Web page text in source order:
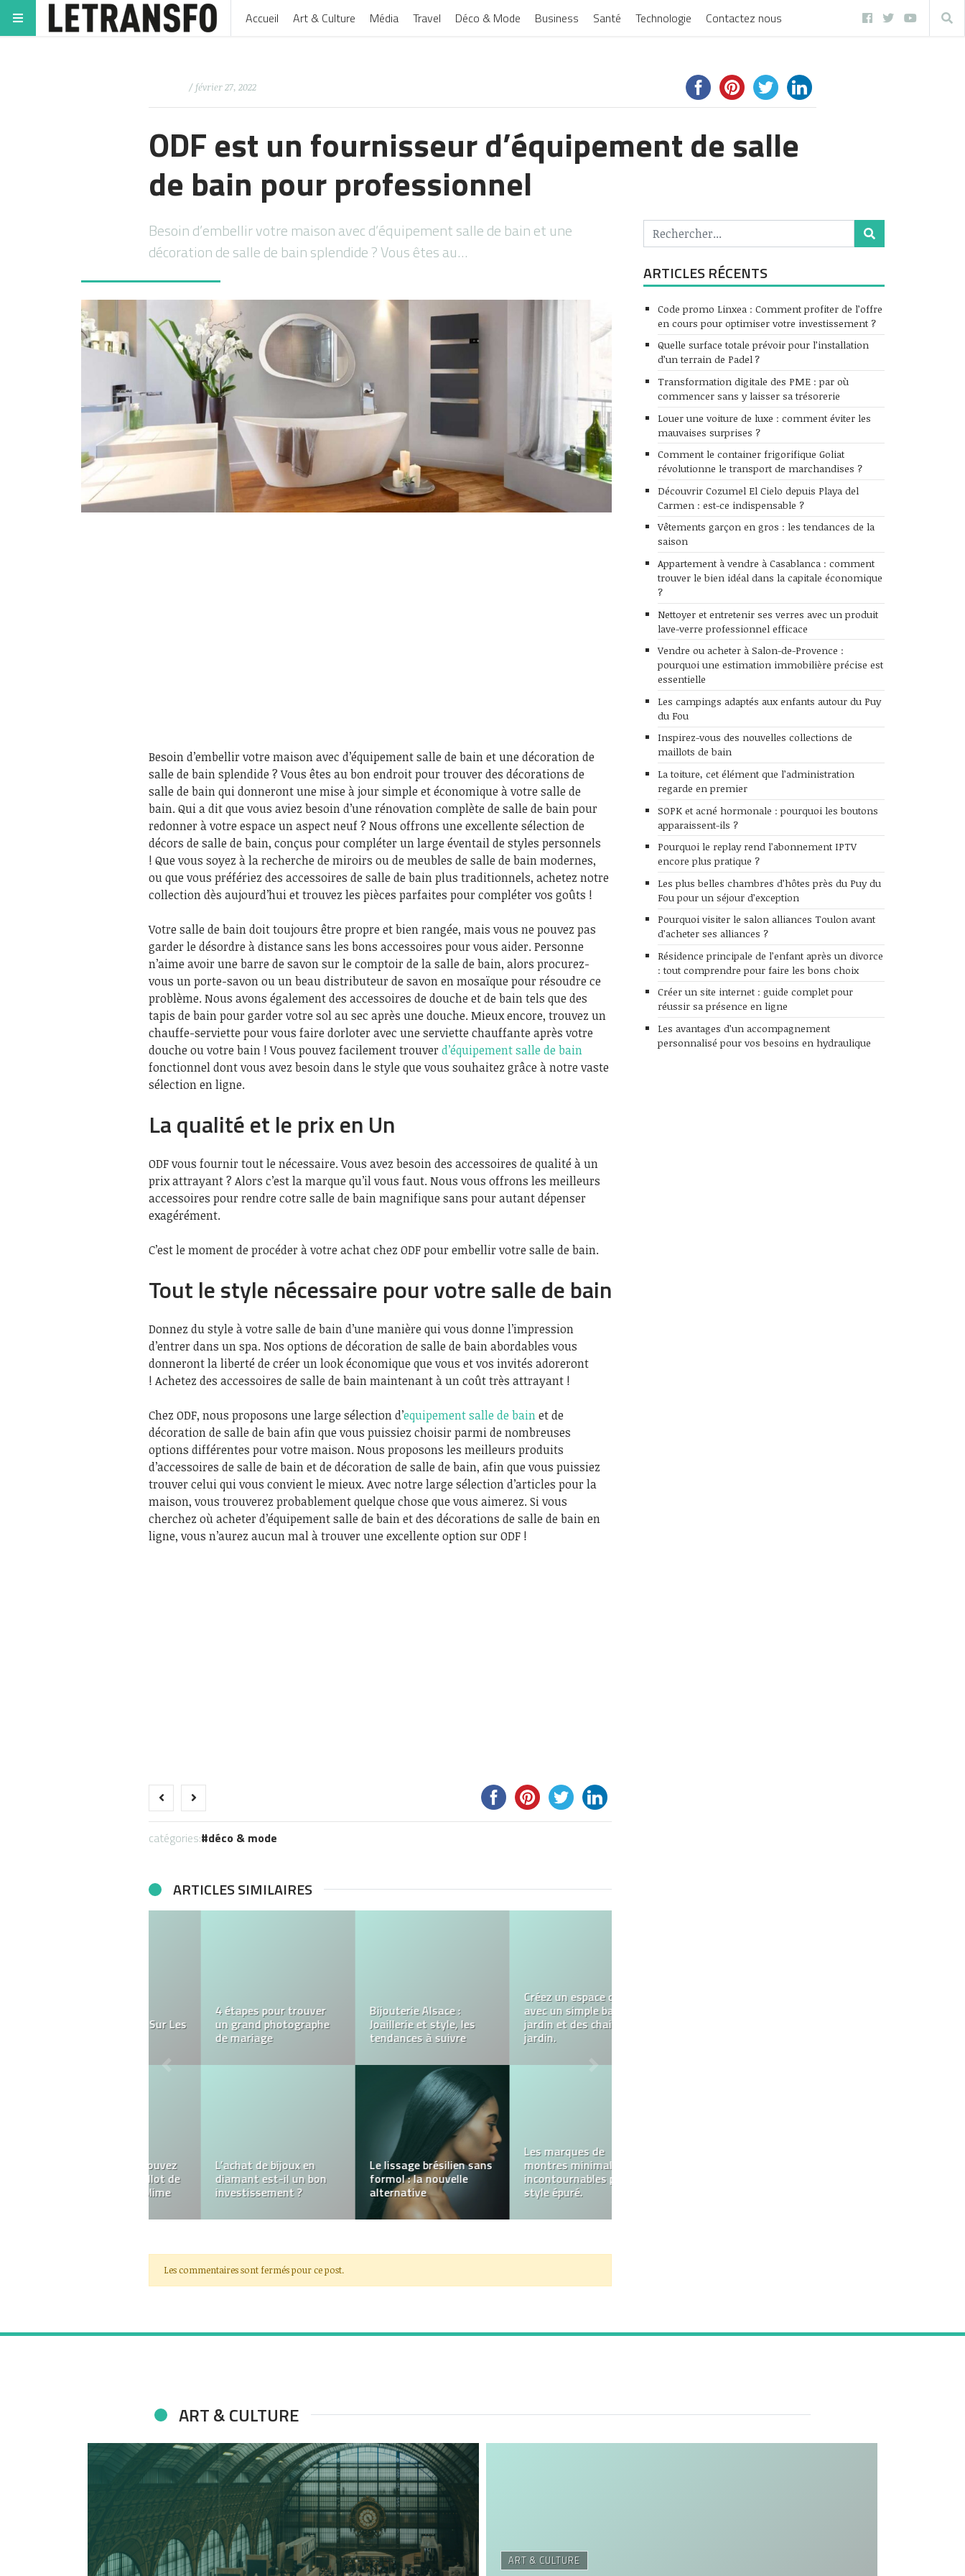
Accueil Art & Culture Média Travel Déco & Mode Business Santé Technologie Contactez nous
/ février 27, 2022
ODF est un fournisseur d’équipement de salle
de bain pour professionnel
Besoin d’embellir votre maison avec d’équipement salle de bain et une
décoration de salle de bain splendide ? Vous êtes au…
Besoin d’embellir votre maison avec d’équipement salle de bain et une décoration de
salle de bain splendide ? Vous êtes au bon endroit pour trouver des décorations de
salle de bain qui donneront une mise à jour simple et économique à votre salle de
bain. Qui a dit que vous aviez besoin d’une rénovation complète de salle de bain pour
redonner à votre espace un aspect neuf ? Nous offrons une excellente sélection de
décors de salle de bain, conçus pour compléter un large éventail de styles personnels
! Que vous soyez à la recherche de miroirs ou de meubles de salle de bain modernes,
ou que vous préfériez des accessoires de salle de bain plus traditionnels, achetez notre
collection dès aujourd’hui et trouvez les pièces parfaites pour compléter vos goûts !
Votre salle de bain doit toujours être propre et bien rangée, mais vous ne pouvez pas
garder le désordre à distance sans les bons accessoires pour vous aider. Personne
n’aime avoir une barre de savon sur le comptoir de la salle de bain, alors procurez-
vous un porte-savon ou un beau distributeur de savon en mosaïque pour résoudre ce
problème. Nous avons également des accessoires de douche et de bain tels que des
tapis de bain pour garder votre sol au sec après une douche. Mieux encore, trouvez un
chauffe-serviette pour vous faire dorloter avec une serviette chauffante après votre
douche ou votre bain ! Vous pouvez facilement trouver d’équipement salle de bain
fonctionnel dont vous avez besoin dans le style que vous souhaitez grâce à notre vaste
sélection en ligne.
La qualité et le prix en Un
ODF vous fournir tout le nécessaire. Vous avez besoin des accessoires de qualité à un
prix attrayant ? Alors c’est la marque qu’il vous faut. Nous vous offrons les meilleurs
accessoires pour rendre cotre salle de bain magnifique sans pour autant dépenser
exagérément.
C’est le moment de procéder à votre achat chez ODF pour embellir votre salle de bain.
Tout le style nécessaire pour votre salle de bain
Donnez du style à votre salle de bain d’une manière qui vous donne l’impression
d’entrer dans un spa. Nos options de décoration de salle de bain abordables vous
donneront la liberté de créer un look économique que vous et vos invités adoreront
! Achetez des accessoires de salle de bain maintenant à un coût très attrayant !
Chez ODF, nous proposons une large sélection d’equipement salle de bainet de
décoration de salle de bain afin que vous puissiez choisir parmi de nombreuses
options différentes pour votre maison. Nous proposons les meilleurs produits
d’accessoires de salle de bain et de décoration de salle de bain, afin que vous puissiez
trouver celui qui vous convient le mieux. Avec notre large sélection d’articles pour la
maison, vous trouverez probablement quelque chose que vous aimerez. Si vous
cherchez où acheter d’équipement salle de bain et des décorations de salle de bain en
ligne, vous n’aurez aucun mal à trouver une excellente option sur ODF !
catégories: déco & mode
ARTICLES SIMILAIRES
avec un simple banc de
jardin et des chaises de
poitrine homme de luxe
adaptée à votre style et
à vos besoins
VOTRE MAISON AVEC
UN STYLE PLUS
MODERNE (IL SUFFIT DE
LES PERSONNALISER)
montres minimalistes
incontournables pour un
style épuré.
Découvrez le T-shirt
Porsche 911 GT3, un
incontournable pour les
amateurs de voitures de
La boutique spécialiste
des babouches fait main
: quels sont les modèles
disponibles ?
Les commentaires sont fermés pour ce post.
ARTICLES RÉCENTS
Code promo Linxea : Comment profiter de l’offre
en cours pour optimiser votre investissement ?
Quelle surface totale prévoir pour l’installation
d’un terrain de Padel ?
Transformation digitale des PME : par où
commencer sans y laisser sa trésorerie
Louer une voiture de luxe : comment éviter les
mauvaises surprises ?
Comment le container frigorifique Goliat
révolutionne le transport de marchandises ?
Découvrir Cozumel El Cielo depuis Playa del
Carmen : est-ce indispensable ?
Vêtements garçon en gros : les tendances de la
saison
Appartement à vendre à Casablanca : comment
trouver le bien idéal dans la capitale économique
?
Nettoyer et entretenir ses verres avec un produit
lave-verre professionnel efficace
Vendre ou acheter à Salon-de-Provence :
pourquoi une estimation immobilière précise est
essentielle
Les campings adaptés aux enfants autour du Puy
du Fou
Inspirez-vous des nouvelles collections de
maillots de bain
La toiture, cet élément que l’administration
regarde en premier
SOPK et acné hormonale : pourquoi les boutons
apparaissent-ils ?
Pourquoi le replay rend l’abonnement IPTV
encore plus pratique ?
Les plus belles chambres d’hôtes près du Puy du
Fou pour un séjour d’exception
Pourquoi visiter le salon alliances Toulon avant
d’acheter ses alliances ?
Résidence principale de l’enfant après un divorce
: tout comprendre pour faire les bons choix
Créer un site internet : guide complet pour
réussir sa présence en ligne
Les avantages d’un accompagnement
personnalisé pour vos besoins en hydraulique
ART & CULTURE
ART & CULTURE